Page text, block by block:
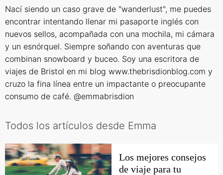
Nací siendo un caso grave de "wanderlust", me puedes
encontrar intentando llenar mi pasaporte inglés con
nuevos sellos, acompañada con una mochila, mi cámara
y un esnórquel. Siempre soñando con aventuras que
combinan snowboard y buceo. Soy una escritora de
viajes de Bristol en mi blog www.thebrisdionblog.com y
cruzo la fina línea entre un impactante o preocupante
consumo de café. @emmabrisdion
Todos los artículos desde Emma
Los mejores consejos
de viaje para tu